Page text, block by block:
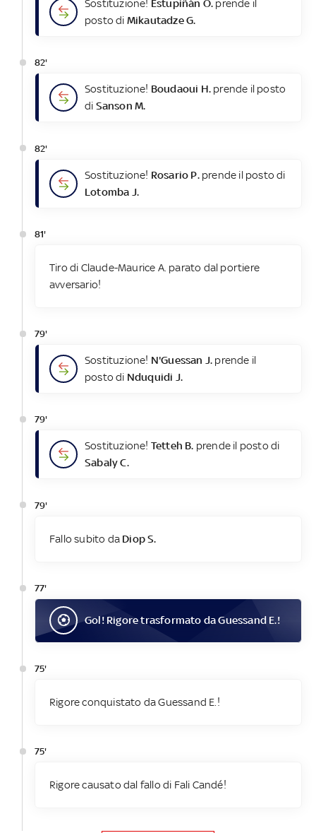
Sostituzione! Estupiñán Ó. prende il
posto di Mikautadze G.
82'
Sostituzione! Boudaoui H. prende il posto
di Sanson M.
82'
Sostituzione! Rosario P.prende il posto di
Lotomba J.
81'
Tiro di Claude-Maurice A. parato dal portiere
avversario!
79'
Sostituzione! N'Guessan J. prende il
posto di Nduquidi J.
79'
Sostituzione! Tetteh B. prende il posto di
Sabaly C.
79'
Fallo subito da Diop S.
77'
Gol! Rigore trasformato daGuessand E.!
75'
Rigore conquistato da Guessand E.!
75'
Rigore causato dal fallo di Fali Candé!